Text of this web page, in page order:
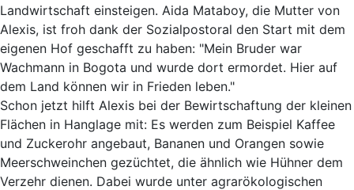
Landwirtschaft einsteigen. Aida Mataboy, die Mutter von
Alexis, ist froh dank der Sozialpostoral den Start mit dem
eigenen Hof geschafft zu haben: "Mein Bruder war
Wachmann in Bogota und wurde dort ermordet. Hier auf
dem Land können wir in Frieden leben."
Schon jetzt hilft Alexis bei der Bewirtschaftung der kleinen
Flächen in Hanglage mit: Es werden zum Beispiel Kaffee
und Zuckerohr angebaut, Bananen und Orangen sowie
Meerschweinchen gezüchtet, die ähnlich wie Hühner dem
Verzehr dienen. Dabei wurde unter agrarökologischen